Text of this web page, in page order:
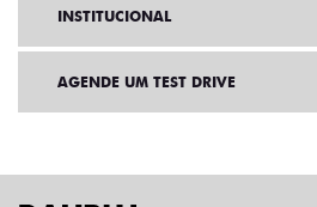
INSTITUCIONAL
AGENDE UM TEST DRIVE